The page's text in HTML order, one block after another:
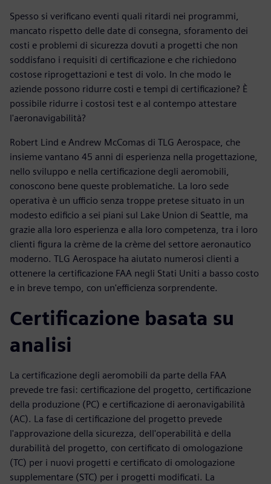
Spesso si verificano eventi quali ritardi nei programmi,
mancato rispetto delle date di consegna, sforamento dei
costi e problemi di sicurezza dovuti a progetti che non
soddisfano i requisiti di certificazione e che richiedono
costose riprogettazioni e test di volo. In che modo le
aziende possono ridurre costi e tempi di certificazione? È
possibile ridurre i costosi test e al contempo attestare
l'aeronavigabilità?
Robert Lind e Andrew McComas di TLG Aerospace, che
insieme vantano 45 anni di esperienza nella progettazione,
nello sviluppo e nella certificazione degli aeromobili,
conoscono bene queste problematiche. La loro sede
operativa è un ufficio senza troppe pretese situato in un
modesto edificio a sei piani sul Lake Union di Seattle, ma
grazie alla loro esperienza e alla loro competenza, tra i loro
clienti figura la crème de la crème del settore aeronautico
moderno. TLG Aerospace ha aiutato numerosi clienti a
ottenere la certificazione FAA negli Stati Uniti a basso costo
e in breve tempo, con un'efficienza sorprendente.
Certificazione basata su
analisi
La certificazione degli aeromobili da parte della FAA
prevede tre fasi: certificazione del progetto, certificazione
della produzione (PC) e certificazione di aeronavigabilità
(AC). La fase di certificazione del progetto prevede
l'approvazione della sicurezza, dell'operabilità e della
durabilità del progetto, con certificato di omologazione
(TC) per i nuovi progetti e certificato di omologazione
supplementare (STC) per i progetti modificati. La